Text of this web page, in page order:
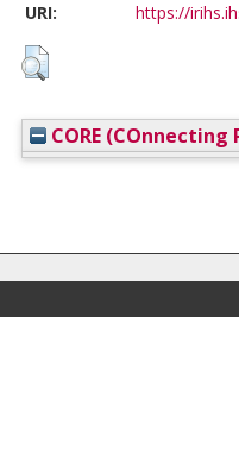
URI: https://
CORE (COnnecting